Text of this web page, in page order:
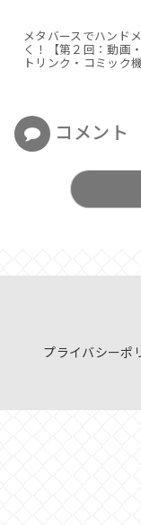
メタバースでハンド
く！【第２回：動画
トリンク・コミック
コメント
プライバシーポ